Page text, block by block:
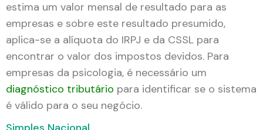
estima um valor mensal de resultado para as
empresas e sobre este resultado presumido,
aplica-se a alíquota do IRPJ e da CSSL para
encontrar o valor dos impostos devidos. Para
empresas da psicologia, é necessário um
diagnóstico tributário para identificar se o sistema
é válido para o seu negócio.